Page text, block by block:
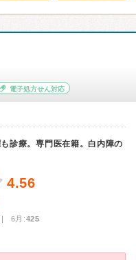
電子処方せん対応
診療。専門医在籍。白内障の
4.56
6月:425